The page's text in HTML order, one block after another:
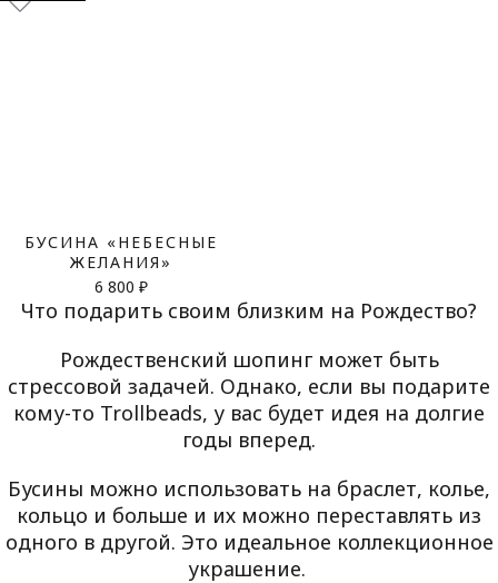
БУСИНА «НЕБЕСНЫЕ
ЖЕЛАНИЯ»
6 800 ₽
Что подарить своим близким на Рождество?
Рождественский шопинг может быть
стрессовой задачей. Однако, если вы подарите
кому-то Trollbeads, у вас будет идея на долгие
годы вперед.
Бусины можно использовать на браслет, колье,
кольцо и больше и их можно переставлять из
одного в другой. Это идеальное коллекционное
украшение.